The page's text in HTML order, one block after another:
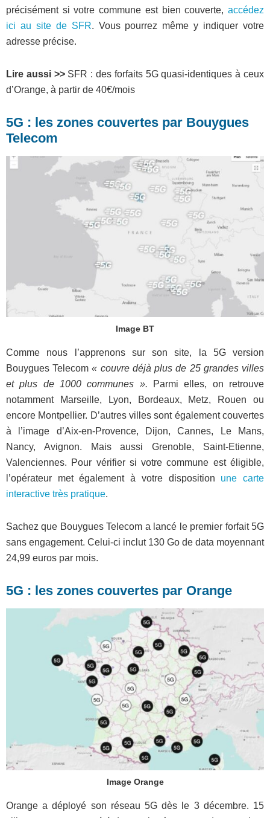
précisément si votre commune est bien couverte, accédez
ici au site de SFR. Vous pourrez même y indiquer votre
adresse précise.
Lire aussi >>SFR : des forfaits 5G quasi-identiques à ceux
d’Orange, à partir de 40€/mois
5G : les zones couvertes par Bouygues
Telecom
Image BT
Comme nous l’apprenons sur son site, la 5G version
Bouygues Telecom« couvre déjà plus de 25 grandes villes
et plus de 1000 communes ».
Parmi elles, on retrouve
notamment Marseille, Lyon, Bordeaux, Metz, Rouen ou
encore Montpellier. D’autres villes sont également couvertes
à l’image d’Aix-en-Provence, Dijon, Cannes, Le Mans,
Nancy, Avignon. Mais aussi Grenoble, Saint-Etienne,
Valenciennes. Pour vérifier si votre commune est éligible,
l’opérateur met également à votre disposition une carte
interactive très pratique.
Sachez que Bouygues Telecom a lancé le premier forfait 5G
sans engagement. Celui-ci inclut 130 Go de data moyennant
24,99 euros par mois.
5G : les zones couvertes par Orange
Image Orange
Orange a déployé son réseau 5G dès le 3 décembre. 15